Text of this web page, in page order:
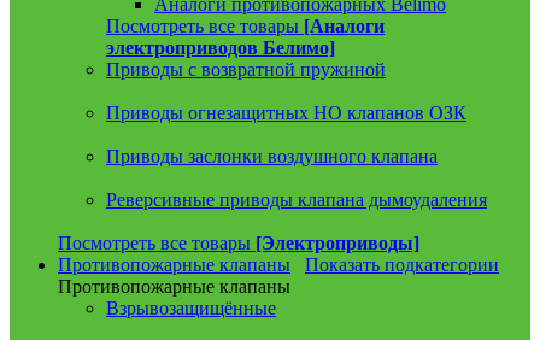
Аналоги противопожарных Belimo
Посмотреть все товары [Аналоги
электроприводов Белимо]
Приводы с возвратной пружиной
Приводы огнезащитных НО клапанов ОЗК
Приводы заслонки воздушного клапана
Реверсивные приводы клапана дымоудаления
Посмотреть все товары [Электроприводы]
Противопожарные клапаны
Показать подкатегории
Противопожарные клапаны
Взрывозащищённые